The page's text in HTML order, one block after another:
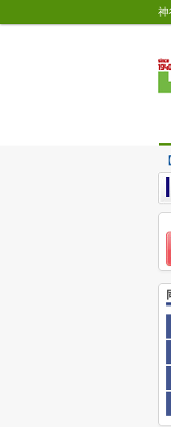
神